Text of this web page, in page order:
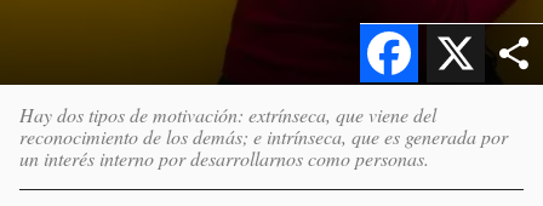
X
Facebook
Hay dos tipos de motivación: extrínseca, que viene del
reconocimiento de los demás; e intrínseca, que es generada por
un interés interno por desarrollarnos como personas.